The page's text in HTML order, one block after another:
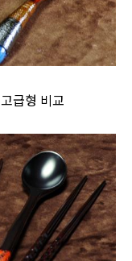
급형 비교